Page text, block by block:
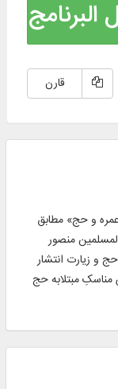
قارن
و حج» مطابق
منصور
و زیارت انتشار
مبتلابه حج